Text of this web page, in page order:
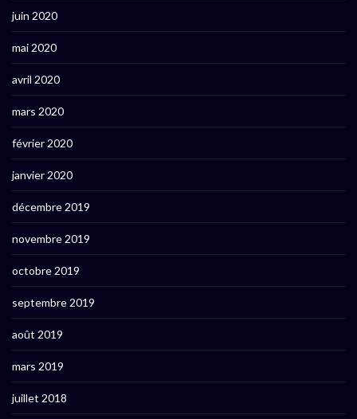
juin 2020
mai 2020
avril 2020
mars 2020
février 2020
janvier 2020
décembre 2019
novembre 2019
octobre 2019
septembre 2019
août 2019
mars 2019
juillet 2018